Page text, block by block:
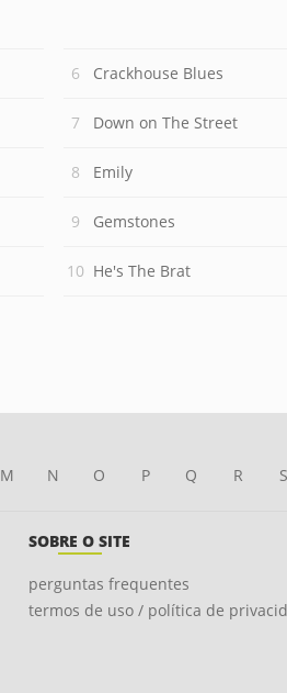
Crackhouse Blues
Down on The Street
Emily
Gemstones
He's The Brat
M N O P Q R S
SOBRE O SITE
perguntas frequentes
termos de uso / política de